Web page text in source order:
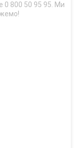
0 800 50 95 95. Ми